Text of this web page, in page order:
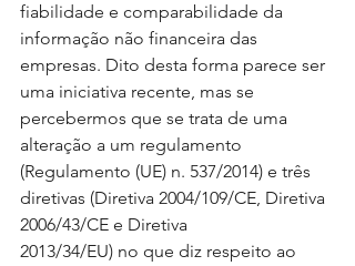
fiabilidade e comparabilidade da
informação não financeira das
empresas. Dito desta forma parece ser
uma iniciativa recente, mas se
percebermos que se trata de uma
alteração a um regulamento
(Regulamento (UE) n. 537/2014) e três
diretivas (Diretiva 2004/109/CE, Diretiva
2006/43/CE e Diretiva
2013/34/EU) no que diz respeito ao